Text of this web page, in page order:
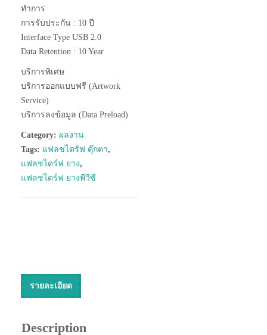
ทำการ
การรับประกัน : 10 ปี
Interface Type USB 2.0
Data Retention : 10 Year
บริการพิเศษ
บริการออกแบบฟรี (Artwork
Service)
บริการลงข้อมูล (Data Preload)
Category: ผลงาน
Tags: แฟลชไดร์ฟ ตุ๊กตา,
แฟลชไดร์ฟ ยาง,
แฟลชไดร์ฟ ยางพีวีซี
รายละเอียด
Description